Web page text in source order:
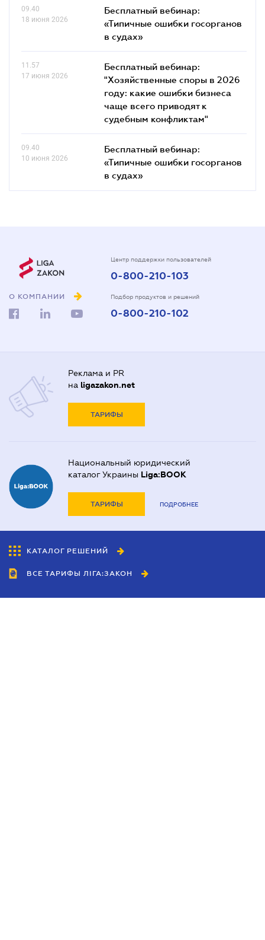
09.40
18 июня 2026
Бесплатный вебинар:
«Типичные ошибки госорганов
в судах»
11.57
17 июня 2026
Бесплатный вебинар:
"Хозяйственные споры в 2026
году: какие ошибки бизнеса
чаще всего приводят к
судебным конфликтам"
09.40
10 июня 2026
Бесплатный вебинар:
«Типичные ошибки госорганов
в судах»
О КОМПАНИИ
Центр поддержки пользователей
0-800-210-103
Подбор продуктов и решений
0-800-210-102
Реклама и PR
на ligazakon.net
ТАРИФЫ
Национальный юридический
каталог Украины Liga:BOOK
ТАРИФЫ ПОДРОБНЕЕ
КАТАЛОГ РЕШЕНИЙ
ВСЕ ТАРИФЫ ЛІГА:ЗАКОН